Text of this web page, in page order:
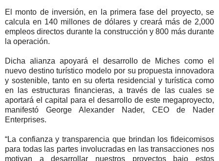
El monto de inversión, en la primera fase del proyecto, se
calcula en 140 millones de dólares y creará más de 2,000
empleos directos durante la construcción y 800 más durante
la operación.
Dicha alianza apoyará el desarrollo de Miches como el
nuevo destino turístico modelo por su propuesta innovadora
y sostenible, tanto en su oferta residencial y turística como
en las estructuras financieras, a través de las cuales se
aportará el capital para el desarrollo de este megaproyecto,
manifestó George Alexander Nader, CEO de Nader
Enterprises.
“La confianza y transparencia que brindan los fideicomisos
para todas las partes involucradas en las transacciones nos
motivan a desarrollar nuestros proyectos bajo estos